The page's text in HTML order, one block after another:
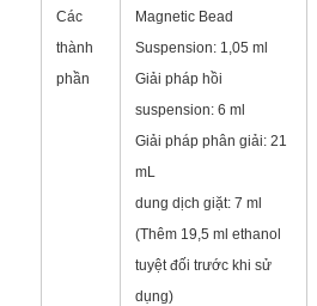
Tham quan nhà máy
Kiểm soát chất lượng
Các
thành
phần
Magnetic Bead
Suspension: 1,05 ml
Giải pháp hồi
suspension: 6 ml
Giải pháp phân giải: 21
mL
dung dịch giặt: 7 ml
(Thêm 19,5 ml ethanol
tuyệt đối trước khi sử
dụng)